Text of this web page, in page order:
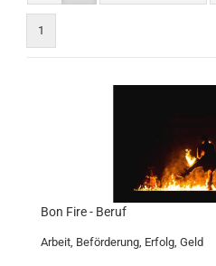
1
Bon Fire - Beruf
Arbeit, Beförderung, Erfolg, Geld